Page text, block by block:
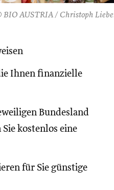
BIO AUSTRIA / Christoph
Ihnen finanzielle
Bundesland
kostenlos eine
für Sie günstige